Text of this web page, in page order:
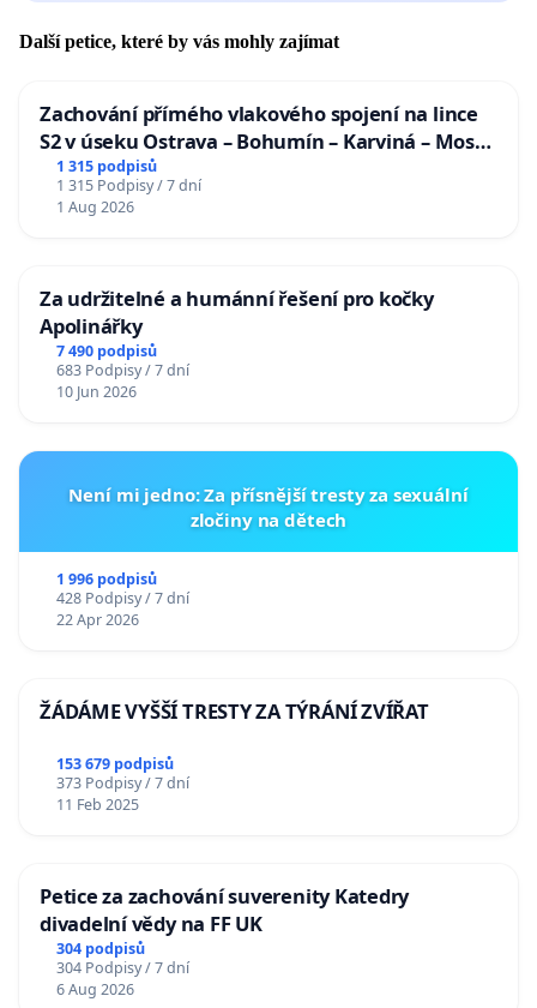
Další petice, které by vás mohly zajímat
Zachování přímého vlakového spojení na lince
S2 v úseku Ostrava – Bohumín – Karviná – Mosty
u Jablunkova
1 315 podpisů
1 315 Podpisy / 7 dní
1 Aug 2026
Za udržitelné a humánní řešení pro kočky
Apolinářky
7 490 podpisů
683 Podpisy / 7 dní
10 Jun 2026
Není mi jedno: Za přísnější tresty za sexuální
zločiny na dětech
1 996 podpisů
428 Podpisy / 7 dní
22 Apr 2026
ŽÁDÁME VYŠŠÍ TRESTY ZA TÝRÁNÍ ZVÍŘAT
153 679 podpisů
373 Podpisy / 7 dní
11 Feb 2025
Petice za zachování suverenity Katedry
divadelní vědy na FF UK
304 podpisů
304 Podpisy / 7 dní
6 Aug 2026